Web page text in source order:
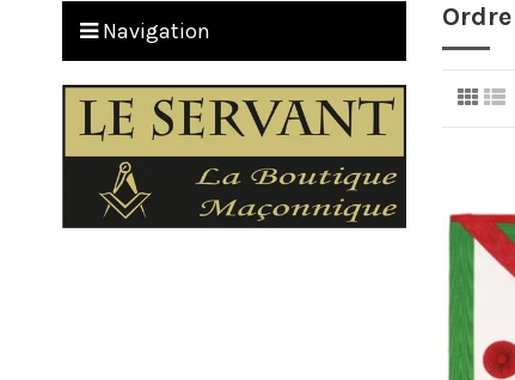
Navigation